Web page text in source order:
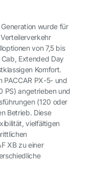
wurde für
von 7,5 bis
Extended Day
Komfort.
PACCAR PX-5- und
PS) angetrieben und
(120 oder
Betrieb. Diese
vielfältigen
XB zu einer